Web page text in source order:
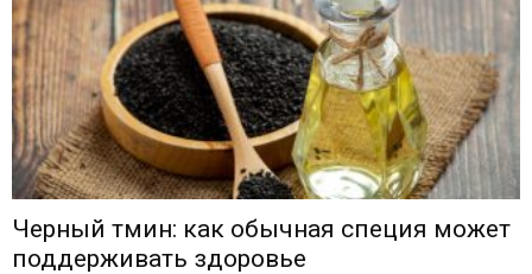
Черный тмин: как обычная специя может
поддерживать здоровье